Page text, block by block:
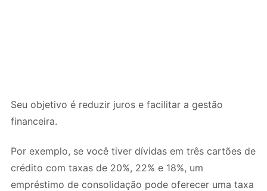
Seu objetivo é reduzir juros e facilitar a gestão
financeira.
Por exemplo, se você tiver dívidas em três cartões de
crédito com taxas de 20%, 22% e 18%, um
empréstimo de consolidação pode oferecer uma taxa